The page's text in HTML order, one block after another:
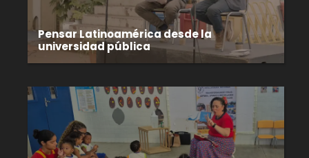
Pensar Latinoamérica desde la
universidad pública